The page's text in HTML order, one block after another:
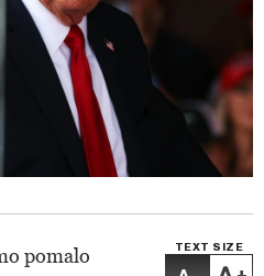
TEXT SIZE
pomalo